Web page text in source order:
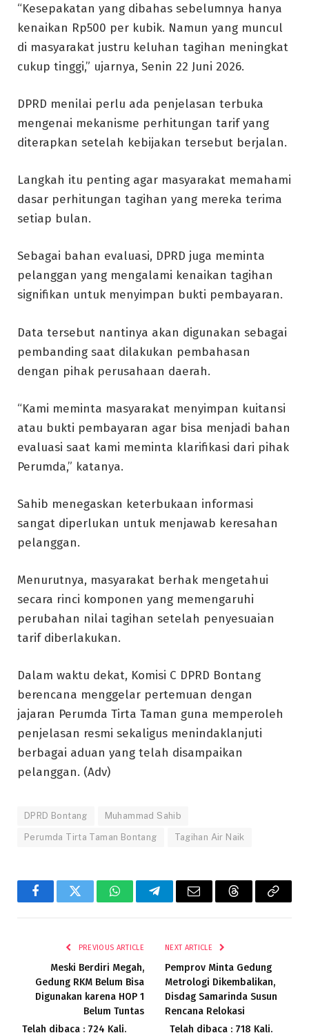
“Kesepakatan yang dibahas sebelumnya hanya
kenaikan Rp500 per kubik. Namun yang muncul
di masyarakat justru keluhan tagihan meningkat
cukup tinggi,” ujarnya, Senin 22 Juni 2026.
DPRD menilai perlu ada penjelasan terbuka
mengenai mekanisme perhitungan tarif yang
diterapkan setelah kebijakan tersebut berjalan.
Langkah itu penting agar masyarakat memahami
dasar perhitungan tagihan yang mereka terima
setiap bulan.
Sebagai bahan evaluasi, DPRD juga meminta
pelanggan yang mengalami kenaikan tagihan
signifikan untuk menyimpan bukti pembayaran.
Data tersebut nantinya akan digunakan sebagai
pembanding saat dilakukan pembahasan
dengan pihak perusahaan daerah.
“Kami meminta masyarakat menyimpan kuitansi
atau bukti pembayaran agar bisa menjadi bahan
evaluasi saat kami meminta klarifikasi dari pihak
Perumda,” katanya.
Sahib menegaskan keterbukaan informasi
sangat diperlukan untuk menjawab keresahan
pelanggan.
Menurutnya, masyarakat berhak mengetahui
secara rinci komponen yang memengaruhi
perubahan nilai tagihan setelah penyesuaian
tarif diberlakukan.
Dalam waktu dekat, Komisi C DPRD Bontang
berencana menggelar pertemuan dengan
jajaran Perumda Tirta Taman guna memperoleh
penjelasan resmi sekaligus menindaklanjuti
berbagai aduan yang telah disampaikan
pelanggan. (Adv)
DPRD Bontang Muhammad Sahib
Perumda Tirta Taman Bontang Tagihan Air Naik
FacebookTwitter WhatsAppTelegramEmail ThreadsCopy
PREVIOUS ARTICLE
Meski Berdiri Megah,
Gedung RKM Belum Bisa
Digunakan karena HOP 1
Belum Tuntas
Telah dibaca : 724 Kali.
NEXT ARTICLE
Pemprov Minta Gedung
Metrologi Dikembalikan,
Disdag Samarinda Susun
Rencana Relokasi
Telah dibaca : 718 Kali.